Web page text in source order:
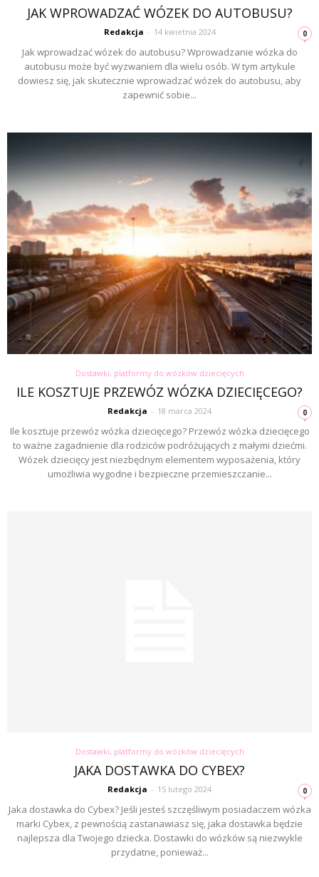
JAK WPROWADZAĆ WÓZEK DO AUTOBUSU?
Redakcja - 14 kwietnia 2024 0
Jak wprowadzać wózek do autobusu? Wprowadzanie wózka do
autobusu może być wyzwaniem dla wielu osób. W tym artykule
dowiesz się, jak skutecznie wprowadzać wózek do autobusu, aby
zapewnić sobie...
Dostawki, platformy do wózków dziecięcych
ILE KOSZTUJE PRZEWÓZ WÓZKA DZIECIĘCEGO?
Redakcja - 18 marca 2024 0
Ile kosztuje przewóz wózka dziecięcego? Przewóz wózka dziecięcego
to ważne zagadnienie dla rodziców podróżujących z małymi dziećmi.
Wózek dziecięcy jest niezbędnym elementem wyposażenia, który
umożliwia wygodne i bezpieczne przemieszczanie...
Dostawki, platformy do wózków dziecięcych
JAKA DOSTAWKA DO CYBEX?
Redakcja - 15 lutego 2024 0
Jaka dostawka do Cybex? Jeśli jesteś szczęśliwym posiadaczem wózka
marki Cybex, z pewnością zastanawiasz się, jaka dostawka będzie
najlepsza dla Twojego dziecka. Dostawki do wózków są niezwykle
przydatne, ponieważ...